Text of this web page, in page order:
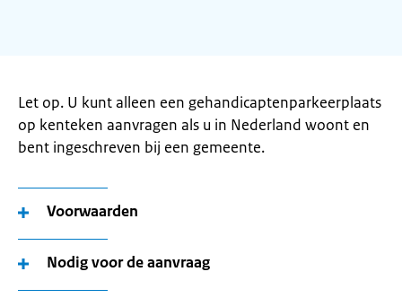
Let op. U kunt alleen een gehandicaptenparkeerplaats
op kenteken aanvragen als u in Nederland woont en
bent ingeschreven bij een gemeente.
Voorwaarden
Nodig voor de aanvraag